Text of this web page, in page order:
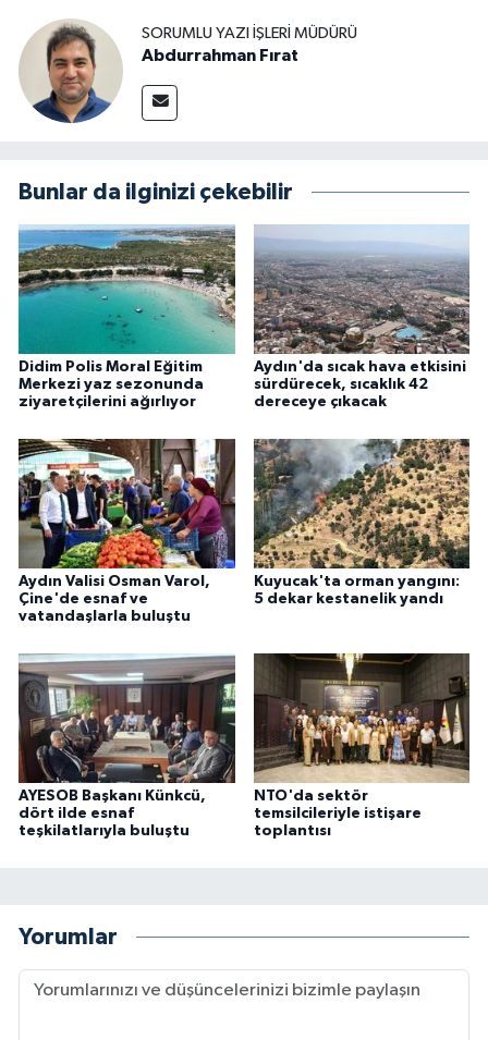
SORUMLU YAZI İŞLERI MÜDÜRÜ
Abdurrahman Fırat
Bunlar da ilginizi çekebilir
Didim Polis Moral Eğitim
Merkezi yaz sezonunda
ziyaretçilerini ağırlıyor
Aydın'da sıcak hava etkisini
sürdürecek, sıcaklık 42
dereceye çıkacak
Aydın Valisi Osman Varol,
Çine'de esnaf ve
vatandaşlarla buluştu
Kuyucak'ta orman yangını:
5 dekar kestanelik yandı
AYESOB Başkanı Künkcü,
dört ilde esnaf
teşkilatlarıyla buluştu
NTO'da sektör
temsilcileriyle istişare
toplantısı
Yorumlar